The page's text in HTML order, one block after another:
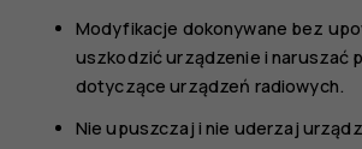
Modyfikacje dokonywane bez
uszkodzić urządzenie i naruszać
dotyczące urządzeń radiowych.
Nie upuszczaj i nie uderzaj